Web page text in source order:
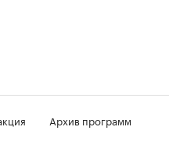
Архив программ